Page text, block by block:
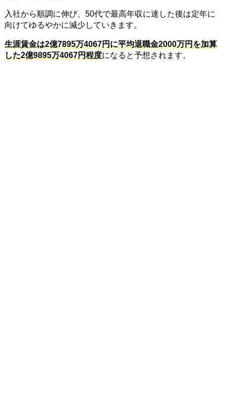
入社から順調に伸び、50代で最高年収に達した後は定年に
向けてゆるやかに減少していきます。
生涯賃金は2億7895万4067円に平均退職金2000万円を加算
した2億9895万4067円程度になると予想されます。